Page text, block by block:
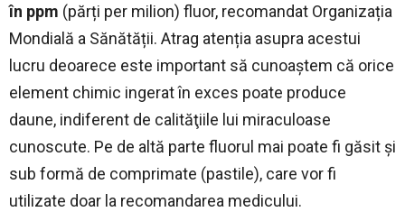
în ppm (părți per milion) fluor, recomandat Organizația
Mondială a Sănătății. Atrag atenția asupra acestui
lucru deoarece este important să cunoaștem că orice
element chimic ingerat în exces poate produce
daune, indiferent de calităţiile lui miraculoase
cunoscute. Pe de altă parte fluorul mai poate fi găsit și
sub formă de comprimate (pastile), care vor fi
utilizate doar la recomandarea medicului.